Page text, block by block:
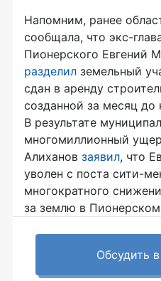
Напомним, ранее
сообщала, что экс-
Пионерского Евгений
разделил земельный
сдан в аренду
созданной за месяц до
В результате
многомиллионный
Алиханов заявил, что
уволен с поста сити-
многократного
за землю в
Обсудить